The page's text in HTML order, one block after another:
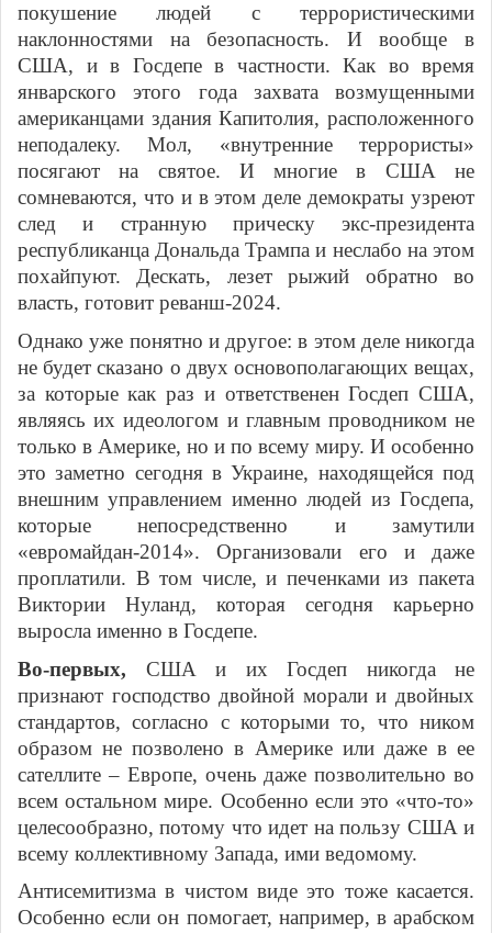
покушение людей с террористическими
наклонностями на безопасность. И вообще в
США, и в Госдепе в частности. Как во время
январского этого года захвата возмущенными
американцами здания Капитолия, расположенного
неподалеку. Мол, «внутренние террористы»
посягают на святое. И многие в США не
сомневаются, что и в этом деле демократы узреют
след и странную прическу экс-президента
республиканца Дональда Трампа и неслабо на этом
похайпуют. Дескать, лезет рыжий обратно во
власть, готовит реванш-2024.
Однако уже понятно и другое: в этом деле никогда
не будет сказано о двух основополагающих вещах,
за которые как раз и ответственен Госдеп США,
являясь их идеологом и главным проводником не
только в Америке, но и по всему миру. И особенно
это заметно сегодня в Украине, находящейся под
внешним управлением именно людей из Госдепа,
которые непосредственно и замутили
«евромайдан-2014». Организовали его и даже
проплатили. В том числе, и печенками из пакета
Виктории Нуланд, которая сегодня карьерно
выросла именно в Госдепе.
Во-первых, США и их Госдеп никогда не
признают господство двойной морали и двойных
стандартов, согласно с которыми то, что ником
образом не позволено в Америке или даже в ее
сателлите – Европе, очень даже позволительно во
всем остальном мире. Особенно если это «что-то»
целесообразно, потому что идет на пользу США и
всему коллективному Запада, ими ведомому.
Антисемитизма в чистом виде это тоже касается.
Особенно если он помогает, например, в арабском